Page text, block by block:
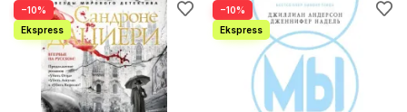
−10% −10%